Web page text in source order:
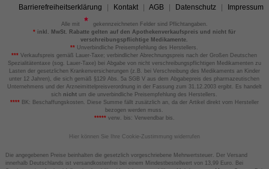
Barrierefreiheitserklärung Kontakt AGB Datenschutz Impressum
Alle mit
gekennzeichneten Felder sind Pflichtangaben.
*inkl. MwSt. Rabatte gelten auf den Apothekenverkaufspreis und nicht für
verschreibungspflichtige Medikamente.
** Unverbindliche Preisempfehlung des Herstellers.
*** Verkaufspreis gemäß Lauer-Taxe; verbindlicher Abrechnungspreis nach der Großen Deutschen
Spezialitätentaxe (sog. Lauer-Taxe) bei Abgabe von nicht verschreibungspflichtigen Medikamenten zu
Lasten der gesetzlichen Krankenversicherungen (z.B. bei Verschreibung des Medikaments an Kinder
unter 12 Jahren), die sich gemäß §129 Abs. 5a SGB V aus dem Abgabepreis des pharmazeutischen
Unternehmens und der Arzneimittelpreisverordnung in der Fassung zum 31.12.2003 ergibt. Es handelt
sich nicht um die unverbindliche Preisempfehlung des Herstellers.
****BK: Beschaffungskosten. Diese Summe fällt zusätzlich an, da der Artikel direkt vom Hersteller
bezogen werden muss.
*****verw. bis: Verwendbar bis.
Hier können Sie Ihre Cookie-Zustimmung widerrufen
Die angegebenen Preise beinhalten die gesetzlich vorgeschriebene Mehrwertsteuer. Der Versand
innerhalb Deutschlands ist versandkostenfrei bei einem Mindestbestellwert von 13,99 Euro. Bei